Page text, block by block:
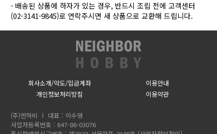
- 배송된 상품에 하자가 있는 경우, 반드시 조립 전에 고객센터
(02-3141-9845)로 연락주시면 새 상품으로 교환해 드립니다.
회사소개/약도/입금계좌
이용안내
개인정보처리방침
이용약관
(주)엔하비
대표 : 이수영
사업자등록번호 : 647-86-03076